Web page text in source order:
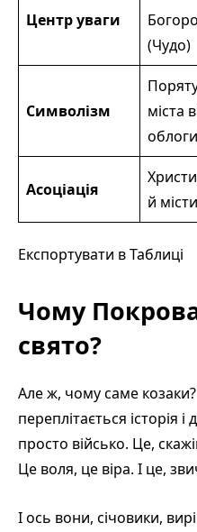
Центр уваги
(Чудо)
Символізм
міста
облоги
Асоціація
й
Експортувати в Таблиці
Чому
свято?
Але ж, чому саме козаки?
переплітається історія
просто військо. Це,
Це воля, це віра. І це,
І ось вони, січовики,